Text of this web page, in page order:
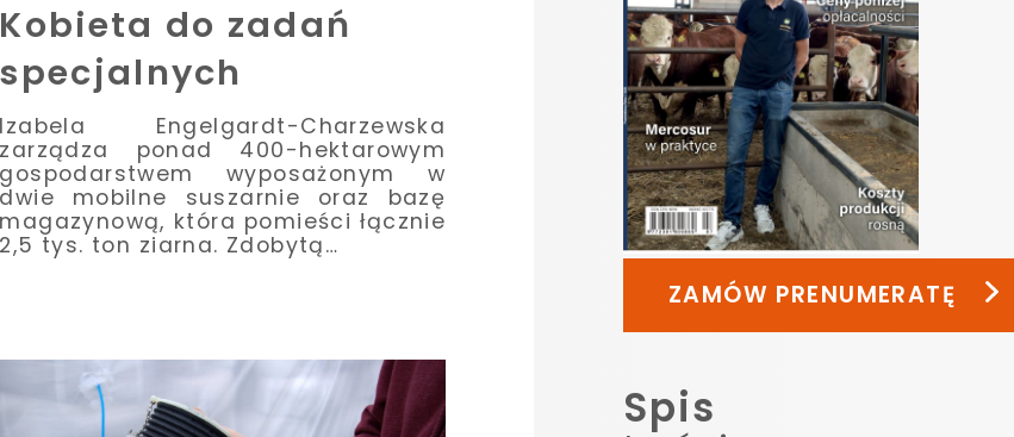
Kobieta do zadań
specjalnych
Izabela Engelgardt-Charzewska
zarządza ponad 400-hektarowym
gospodarstwem wyposażonym w
dwie mobilne suszarnie oraz bazę
magazynową, która pomieści łącznie
2,5 tys. ton ziarna. Zdobytą…
ZAMÓW PRENUMERATĘ
Spis